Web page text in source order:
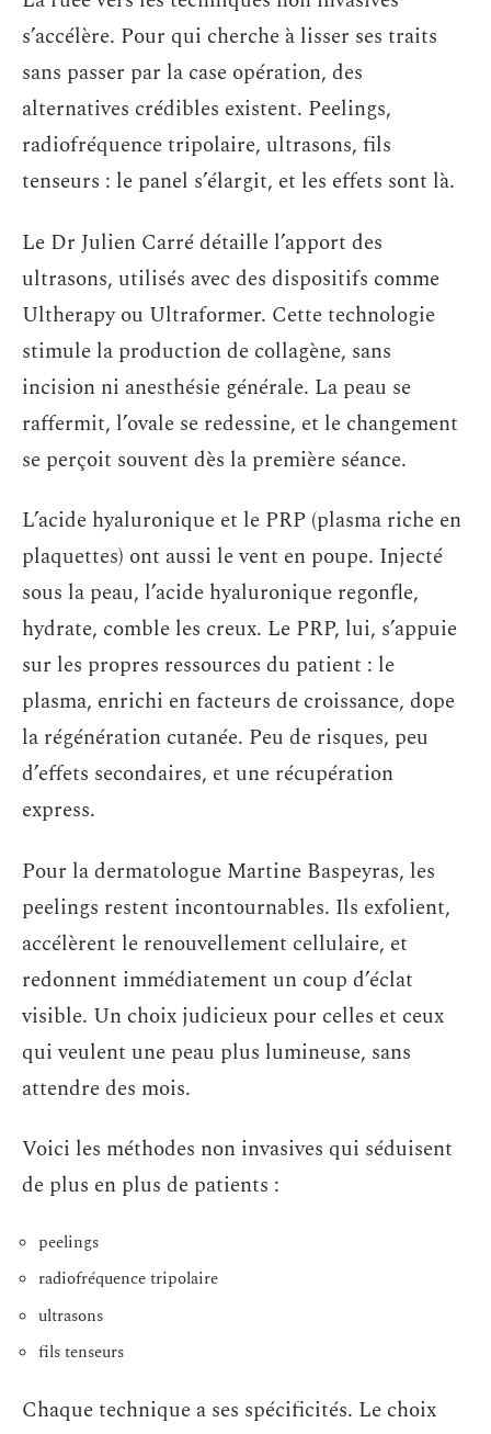
s’accélère. Pour qui cherche à lisser ses traits
sans passer par la case opération, des
alternatives crédibles existent. Peelings,
radiofréquence tripolaire, ultrasons, fils
tenseurs : le panel s’élargit, et les effets sont là.
Le Dr Julien Carré détaille l’apport des
ultrasons, utilisés avec des dispositifs comme
Ultherapy ou Ultraformer. Cette technologie
stimule la production de collagène, sans
incision ni anesthésie générale. La peau se
raffermit, l’ovale se redessine, et le changement
se perçoit souvent dès la première séance.
L’acide hyaluronique et le PRP (plasma riche en
plaquettes) ont aussi le vent en poupe. Injecté
sous la peau, l’acide hyaluronique regonfle,
hydrate, comble les creux. Le PRP, lui, s’appuie
sur les propres ressources du patient : le
plasma, enrichi en facteurs de croissance, dope
la régénération cutanée. Peu de risques, peu
d’effets secondaires, et une récupération
express.
Pour la dermatologue Martine Baspeyras, les
peelings restent incontournables. Ils exfolient,
accélèrent le renouvellement cellulaire, et
redonnent immédiatement un coup d’éclat
visible. Un choix judicieux pour celles et ceux
qui veulent une peau plus lumineuse, sans
attendre des mois.
Voici les méthodes non invasives qui séduisent
de plus en plus de patients :
peelings
radiofréquence tripolaire
ultrasons
fils tenseurs
Chaque technique a ses spécificités. Le choix